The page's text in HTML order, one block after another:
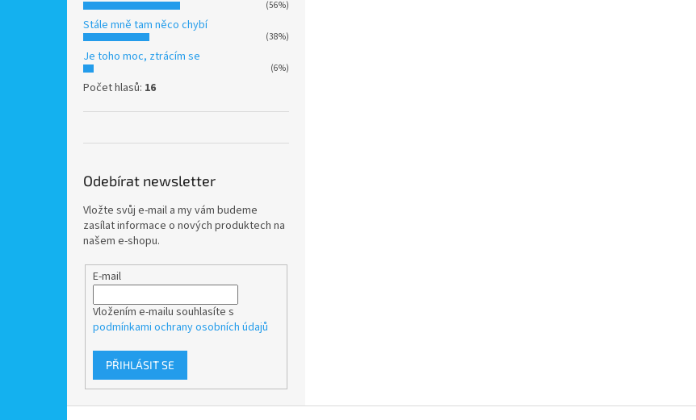
(56%)
Stále mně tam něco chybí
(38%)
Je toho moc, ztrácím se
(6%)
Počet hlasů: 16
Odebírat newsletter
Vložte svůj e-mail a my vám budeme
zasílat informace o nových produktech na
našem e-shopu.
E-mail
Vložením e-mailu souhlasíte s
podmínkami ochrany osobních údajů
PŘIHLÁSIT SE